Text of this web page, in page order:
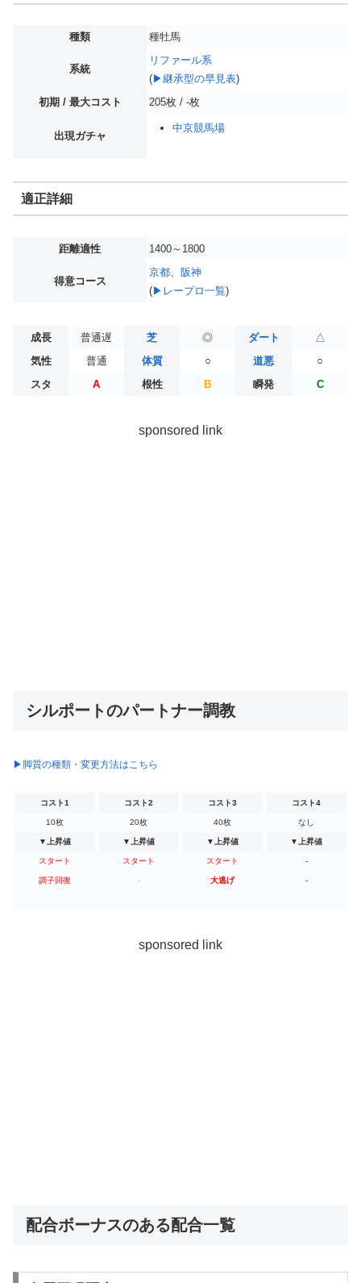
種類 種牡馬
系統
リファール系
(▶継承型の早見表)
初期 / 最大コスト
205枚 / -枚
出現ガチャ
中京競馬場
適正詳細
距離適性 1400～1800
得意コース
京都、 阪神
(▶レープロ一覧)
成長 普通遅 芝 ◎ ダート
△
気性
普通 体質 ○ 道悪
○
スタ
A 根性 B 瞬発 C
sponsored link
シルポートのパートナー調教
▶脚質の種類・変更方法はこちら
コスト1
10枚
▼上昇値
スタート
調子回復
コスト2
20枚
▼上昇値
スタート
-
コスト3
40枚
▼上昇値
スタート
大逃げ
コスト4
なし
▼上昇値
-
-
sponsored link
配合ボーナスのある配合一覧